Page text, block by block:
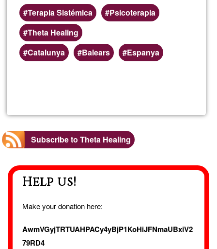
Terapia Sistémica
Psicoterapia
Theta Healing
Catalunya
Balears Espanya
Subscribe to Theta Healing
Help us!
Make your donation here:
AwmVGyjTRTUAHPACy4yBjP1KoHiJFNmaUBxiV2
79RD4